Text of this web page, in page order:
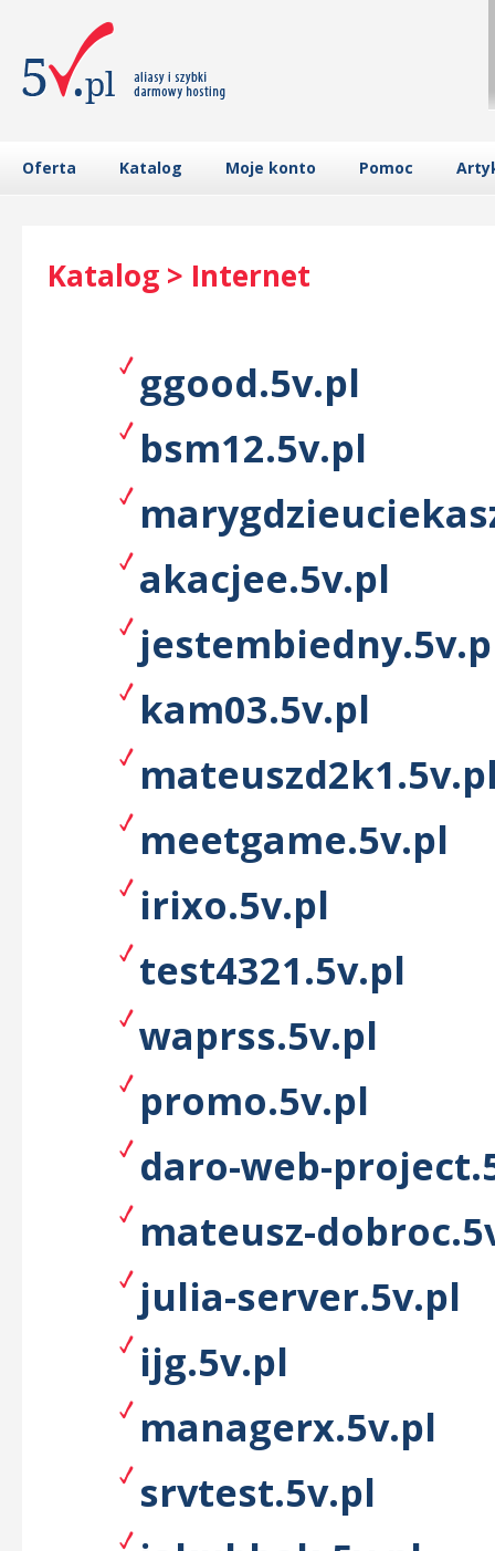
Oferta Katalog Moje konto Pomoc
Katalog > Internet
ggood.5v.pl
bsm12.5v.pl
akacjee.5v.pl
kam03.5v.pl
meetgame.5v.pl
irixo.5v.pl
test4321.5v.pl
waprss.5v.pl
promo.5v.pl
daro-web-
mateusz-
julia-server.5v.pl
ijg.5v.pl
managerx.5v.pl
srvtest.5v.pl